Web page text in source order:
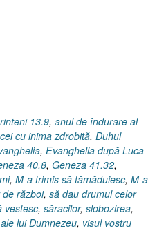
13.9, anul de îndurare al
cei cu inima zdrobită, Duhul
, Evanghelia după Luca
40.8, Geneza 41.32,
, M-a trimis să tămăduiesc, M-a
război, să dau drumul celor
vestesc, săracilor, slobozirea,
lui Dumnezeu, visul vostru